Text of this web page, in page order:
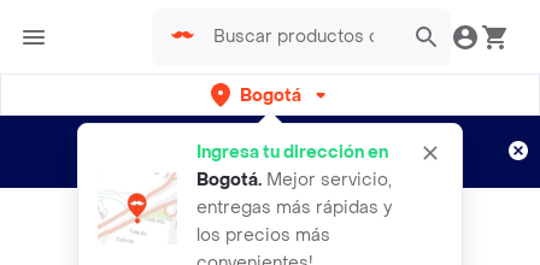
Bogotá
Ingresa tu dirección en
Bogotá. Mejor servicio,
entregas más rápidas y
los precios más
envíos gratis por semanas
Aplican TyC